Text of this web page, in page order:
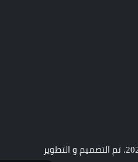
جميع الحقوق محفوظة © 2026. تم التصميم و التطوير